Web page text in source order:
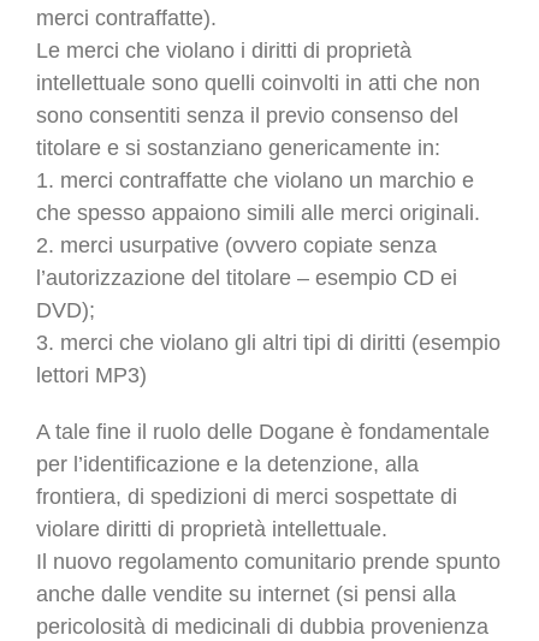
merci contraffatte).
Le merci che violano i diritti di proprietà
intellettuale sono quelli coinvolti in atti che non
sono consentiti senza il previo consenso del
titolare e si sostanziano genericamente in:
1. merci contraffatte che violano un marchio e
che spesso appaiono simili alle merci originali.
2. merci usurpative (ovvero copiate senza
l’autorizzazione del titolare – esempio CD ei
DVD);
3. merci che violano gli altri tipi di diritti (esempio
lettori MP3)
A tale fine il ruolo delle Dogane è fondamentale
per l’identificazione e la detenzione, alla
frontiera, di spedizioni di merci sospettate di
violare diritti di proprietà intellettuale.
Il nuovo regolamento comunitario prende spunto
anche dalle vendite su internet (si pensi alla
pericolosità di medicinali di dubbia provenienza